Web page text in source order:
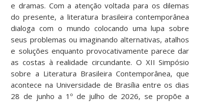
e dramas. Com a atenção voltada para os dilemas
do presente, a literatura brasileira contemporânea
dialoga com o mundo colocando uma lupa sobre
seus problemas ou imaginando alternativas, atalhos
e soluções enquanto provocativamente parece dar
as costas à realidade circundante. O XII Simpósio
sobre a Literatura Brasileira Contemporânea, que
acontece na Universidade de Brasília entre os dias
28 de junho a 1º de julho de 2026, se propõe a